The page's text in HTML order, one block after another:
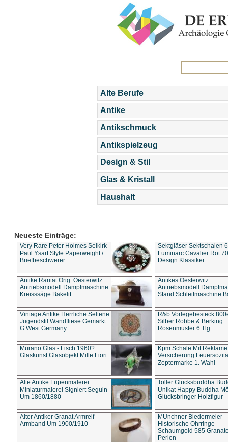
Alte Berufe
Antike
Antikschmuck
Antikspielzeug
Design & Stil
Glas & Kristall
Haushalt
Neueste Einträge:
Very Rare Peter Holmes Selkirk
Paul Ysart Style Paperweight /
Briefbeschwerer
Sektgläser Sektschalen
Luminarc Cavalier Rot
Design Klassiker
Antike Rarität Orig. Oesterwitz
Antriebsmodell Dampfmaschine
Kreisssäge Bakelit
Antikes Oesterwitz
Antriebsmodell
Stand Schleifmaschine
Vintage Antike Herrliche Seltene
Jugendstil Wandfliese Gemarkt
G West Germany
R&b Vorlegebesteck
Silber Robbe & Berking
Rosenmuster 6 Tlg.
Murano Glas - Fisch 1960?
Glaskunst Glasobjekt Mille Fiori
Kpm Schale Mit Reklame
Versicherung
Zeptermarke 1. Wahl
Alte Antike Lupenmalerei
Miniaturmalerei Signiert Seguin
Um 1860/1880
Toller Glücksbuddha
Unikat Happy Buddha
Glücksbringer Holzfigur
Alter Antiker Granat Armreif
Armband Um 1900/1910
MÜnchner Biedermeier
Historische Ohrringe
Schaumgold 585
Perlen